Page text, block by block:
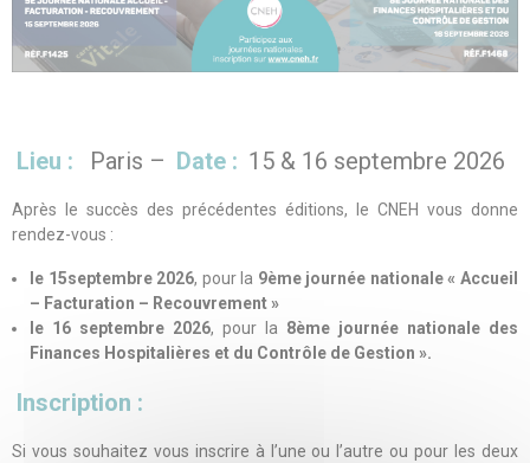
Lieu : Paris – Date : 15 & 16 septembre 2026
Après le succès des précédentes éditions, le CNEH vous donne
rendez-vous :
le 15septembre 2026, pour la 9ème journée nationale « Accueil
– Facturation – Recouvrement »
le 16 septembre 2026, pour la 8ème journée nationale des
Finances Hospitalières et du Contrôle de Gestion ».
Inscription :
Si vous souhaitez vous inscrire à l’une ou l’autre ou pour les deux